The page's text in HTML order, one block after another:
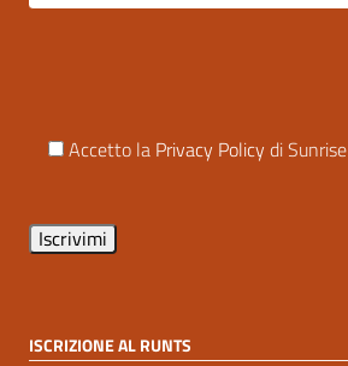
Accetto la Privacy Policy di Sunrise
ISCRIZIONE AL RUNTS